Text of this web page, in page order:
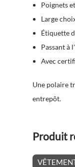
Poignets
Large
Étiquette
Passant à
Avec
Une polaire
entrepôt.
Produit